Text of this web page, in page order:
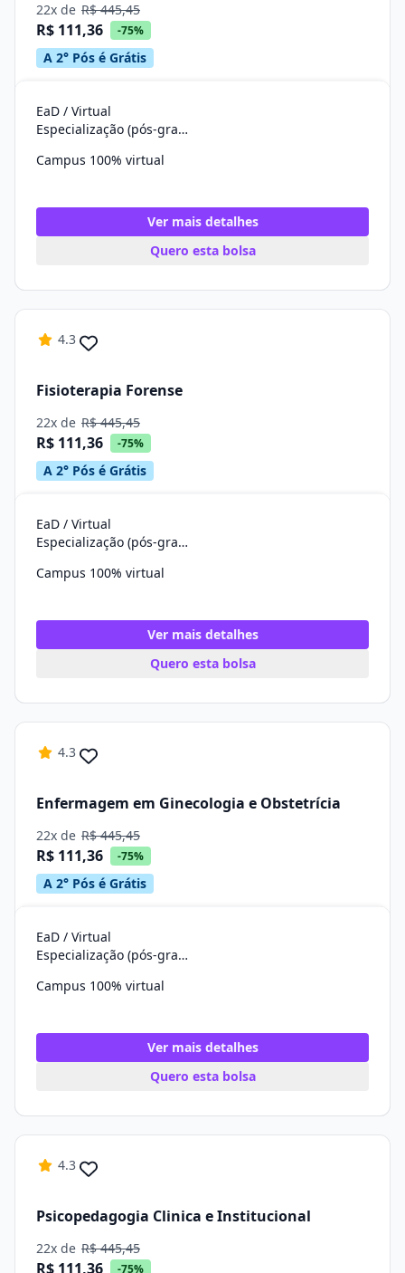
22x de R$ 445,45
R$ 111,36 -75%
A 2° Pós é Grátis
EaD / Virtual
Especialização (pós-graduação)
Campus 100% virtual
Ver mais detalhes
Quero esta bolsa
4.3
Fisioterapia Forense
22x de R$ 445,45
R$ 111,36 -75%
A 2° Pós é Grátis
EaD / Virtual
Especialização (pós-graduação)
Campus 100% virtual
Ver mais detalhes
Quero esta bolsa
4.3
Enfermagem em Ginecologia e Obstetrícia
22x de R$ 445,45
R$ 111,36 -75%
A 2° Pós é Grátis
EaD / Virtual
Especialização (pós-graduação)
Campus 100% virtual
Ver mais detalhes
Quero esta bolsa
4.3
Psicopedagogia Clinica e Institucional
22x de R$ 445,45
R$ 111,36 -75%